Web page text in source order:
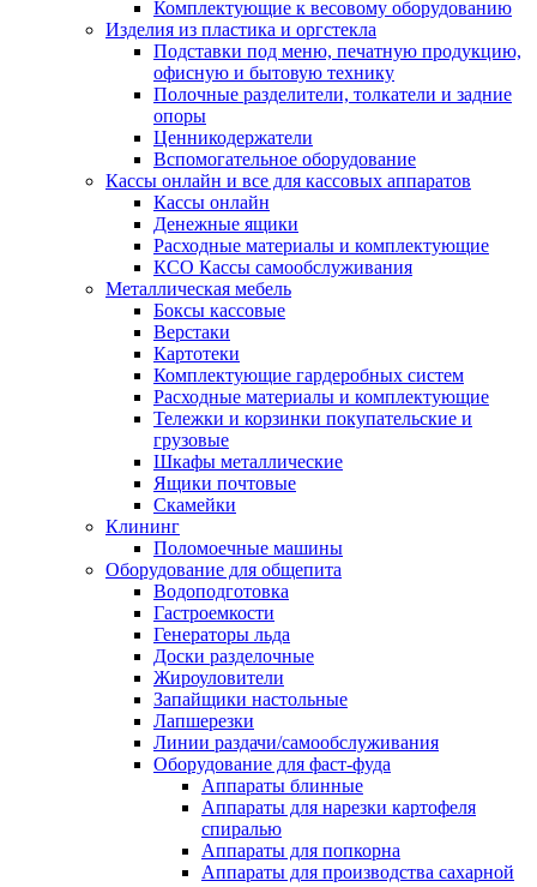
Комплектующие к весовому оборудованию
Изделия из пластика и оргстекла
Подставки под меню, печатную продукцию,
офисную и бытовую технику
Полочные разделители, толкатели и задние
опоры
Ценникодержатели
Вспомогательное оборудование
Кассы онлайн и все для кассовых аппаратов
Кассы онлайн
Денежные ящики
Расходные материалы и комплектующие
КСО Кассы самообслуживания
Металлическая мебель
Боксы кассовые
Верстаки
Картотеки
Комплектующие гардеробных систем
Расходные материалы и комплектующие
Тележки и корзинки покупательские и
грузовые
Шкафы металлические
Ящики почтовые
Скамейки
Клининг
Поломоечные машины
Оборудование для общепита
Водоподготовка
Гастроемкости
Генераторы льда
Доски разделочные
Жироуловители
Запайщики настольные
Лапшерезки
Линии раздачи/самообслуживания
Оборудование для фаст-фуда
Аппараты блинные
Аппараты для нарезки картофеля
спиралью
Аппараты для попкорна
Аппараты для производства сахарной